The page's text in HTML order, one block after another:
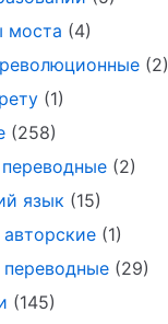
моста (4)
(2)
(1)
(258)
(2)
язык (15)
(1)
(29)
(145)